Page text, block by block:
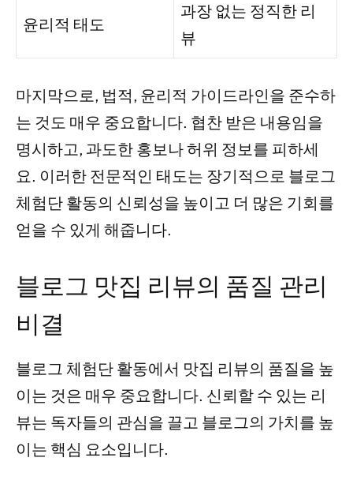
윤리적 태도
과장 없는 정직한 리
뷰
마지막으로, 법적, 윤리적 가이드라인을 준수하
는 것도 매우 중요합니다. 협찬 받은 내용임을
명시하고, 과도한 홍보나 허위 정보를 피하세
요. 이러한 전문적인 태도는 장기적으로 블로그
체험단 활동의 신뢰성을 높이고 더 많은 기회를
얻을 수 있게 해줍니다.
블로그 맛집 리뷰의 품질 관리
비결
블로그 체험단 활동에서 맛집 리뷰의 품질을 높
이는 것은 매우 중요합니다. 신뢰할 수 있는 리
뷰는 독자들의 관심을 끌고 블로그의 가치를 높
이는 핵심 요소입니다.